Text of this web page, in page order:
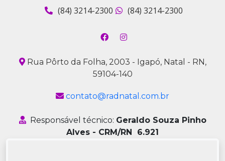
(84) 3214-2300 (84) 3214-2300
Rua Pôrto da Folha, 2003 - Igapó, Natal - RN,
59104-140
contato@radnatal.com.br
Responsável técnico: Geraldo Souza Pinho
Alves - CRM/RN 6.921